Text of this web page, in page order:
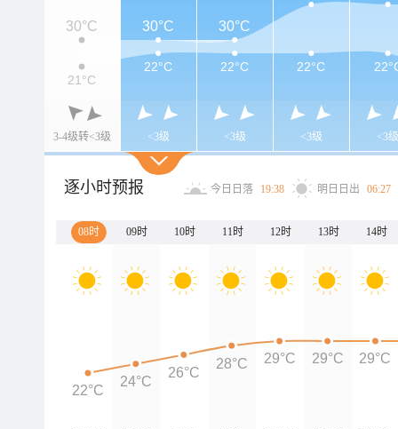
3-4级转<3级 <3级 <3级 <3级 <3级
30°C 30°C 30°C
21°C
22°C 22°C 22°C
逐小时预报 今日日落 19:38 明日日出 06:27
08时 09时 10时 11时 12时 13时 14时
22°C
24°C
26°C
28°C 29°C 29°C 29°C